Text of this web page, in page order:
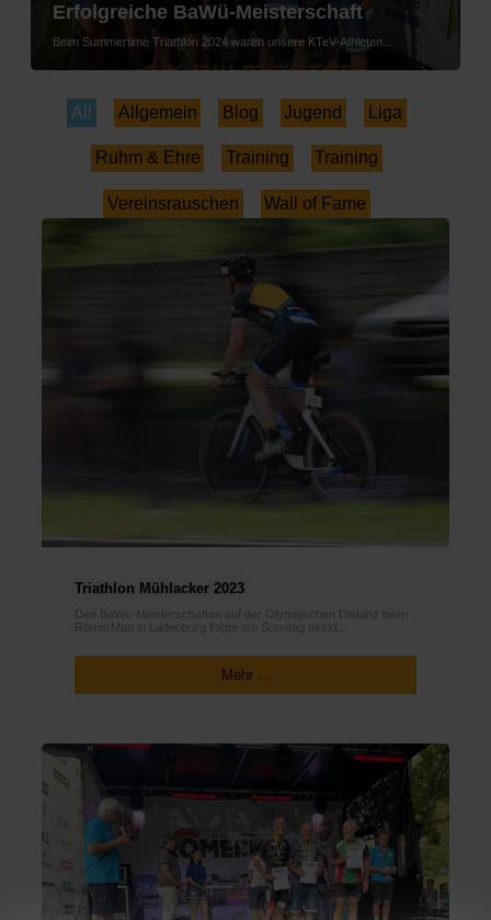
Erfolgreiche BaWü-Meisterschaft
Beim Summertime Triathlon 2024 waren unsere KTeV-Athleten...
All Allgemein Blog Jugend Liga
Ruhm & Ehre Training Training
Vereinsrauschen Wall of Fame
Triathlon Mühlacker 2023
Den BaWü-Meisterschaften auf der Olympischen Distanz beim
RömerMan in Ladenburg folgte am Sonntag direkt...
Mehr ...